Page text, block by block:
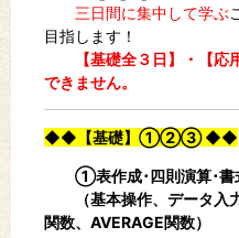
三日間に集中して学ぶ
目指します！
【基礎全３日】・【応
できません。
◆◆ 【基礎】①②③◆◆
①表作成･四則演算･書
（基本操作、データ入
関数、AVERAGE関数）